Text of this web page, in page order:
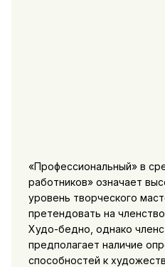
«Профессиональный» в
работников» означает
уровень творческого
претендовать на
Худо-бедно, однако
предполагает наличие
способностей к